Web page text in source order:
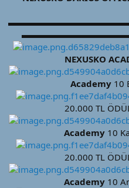
NEXUSKO
Academy10
20.000 TL
Academy 10
20.000 TL
Academy 10